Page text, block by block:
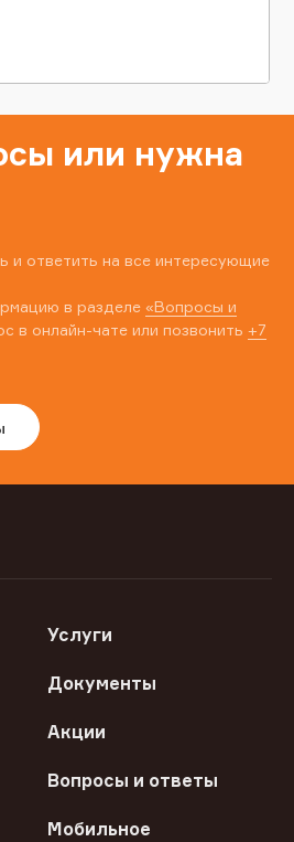
или нужна
и ответить на все интересующие
в разделе «Вопросы и
в онлайн-чате или позвонить +7
Услуги
Документы
Акции
Вопросы и ответы
Мобильное